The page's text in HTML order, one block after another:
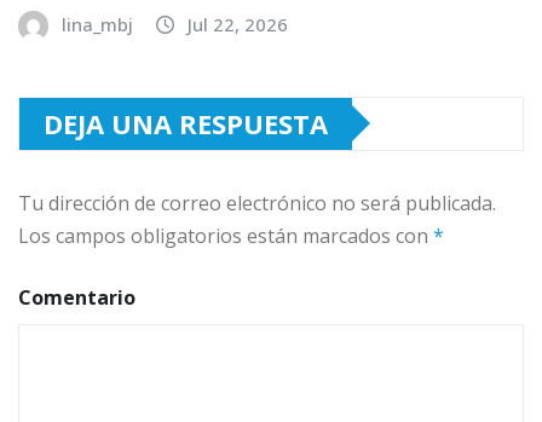
lina_mbj Jul 22, 2026
DEJA UNA RESPUESTA
Tu dirección de correo electrónico no será publicada.
Los campos obligatorios están marcados con *
Comentario